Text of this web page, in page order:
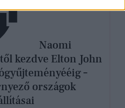
Naomi
kezdve Elton John
–
országok